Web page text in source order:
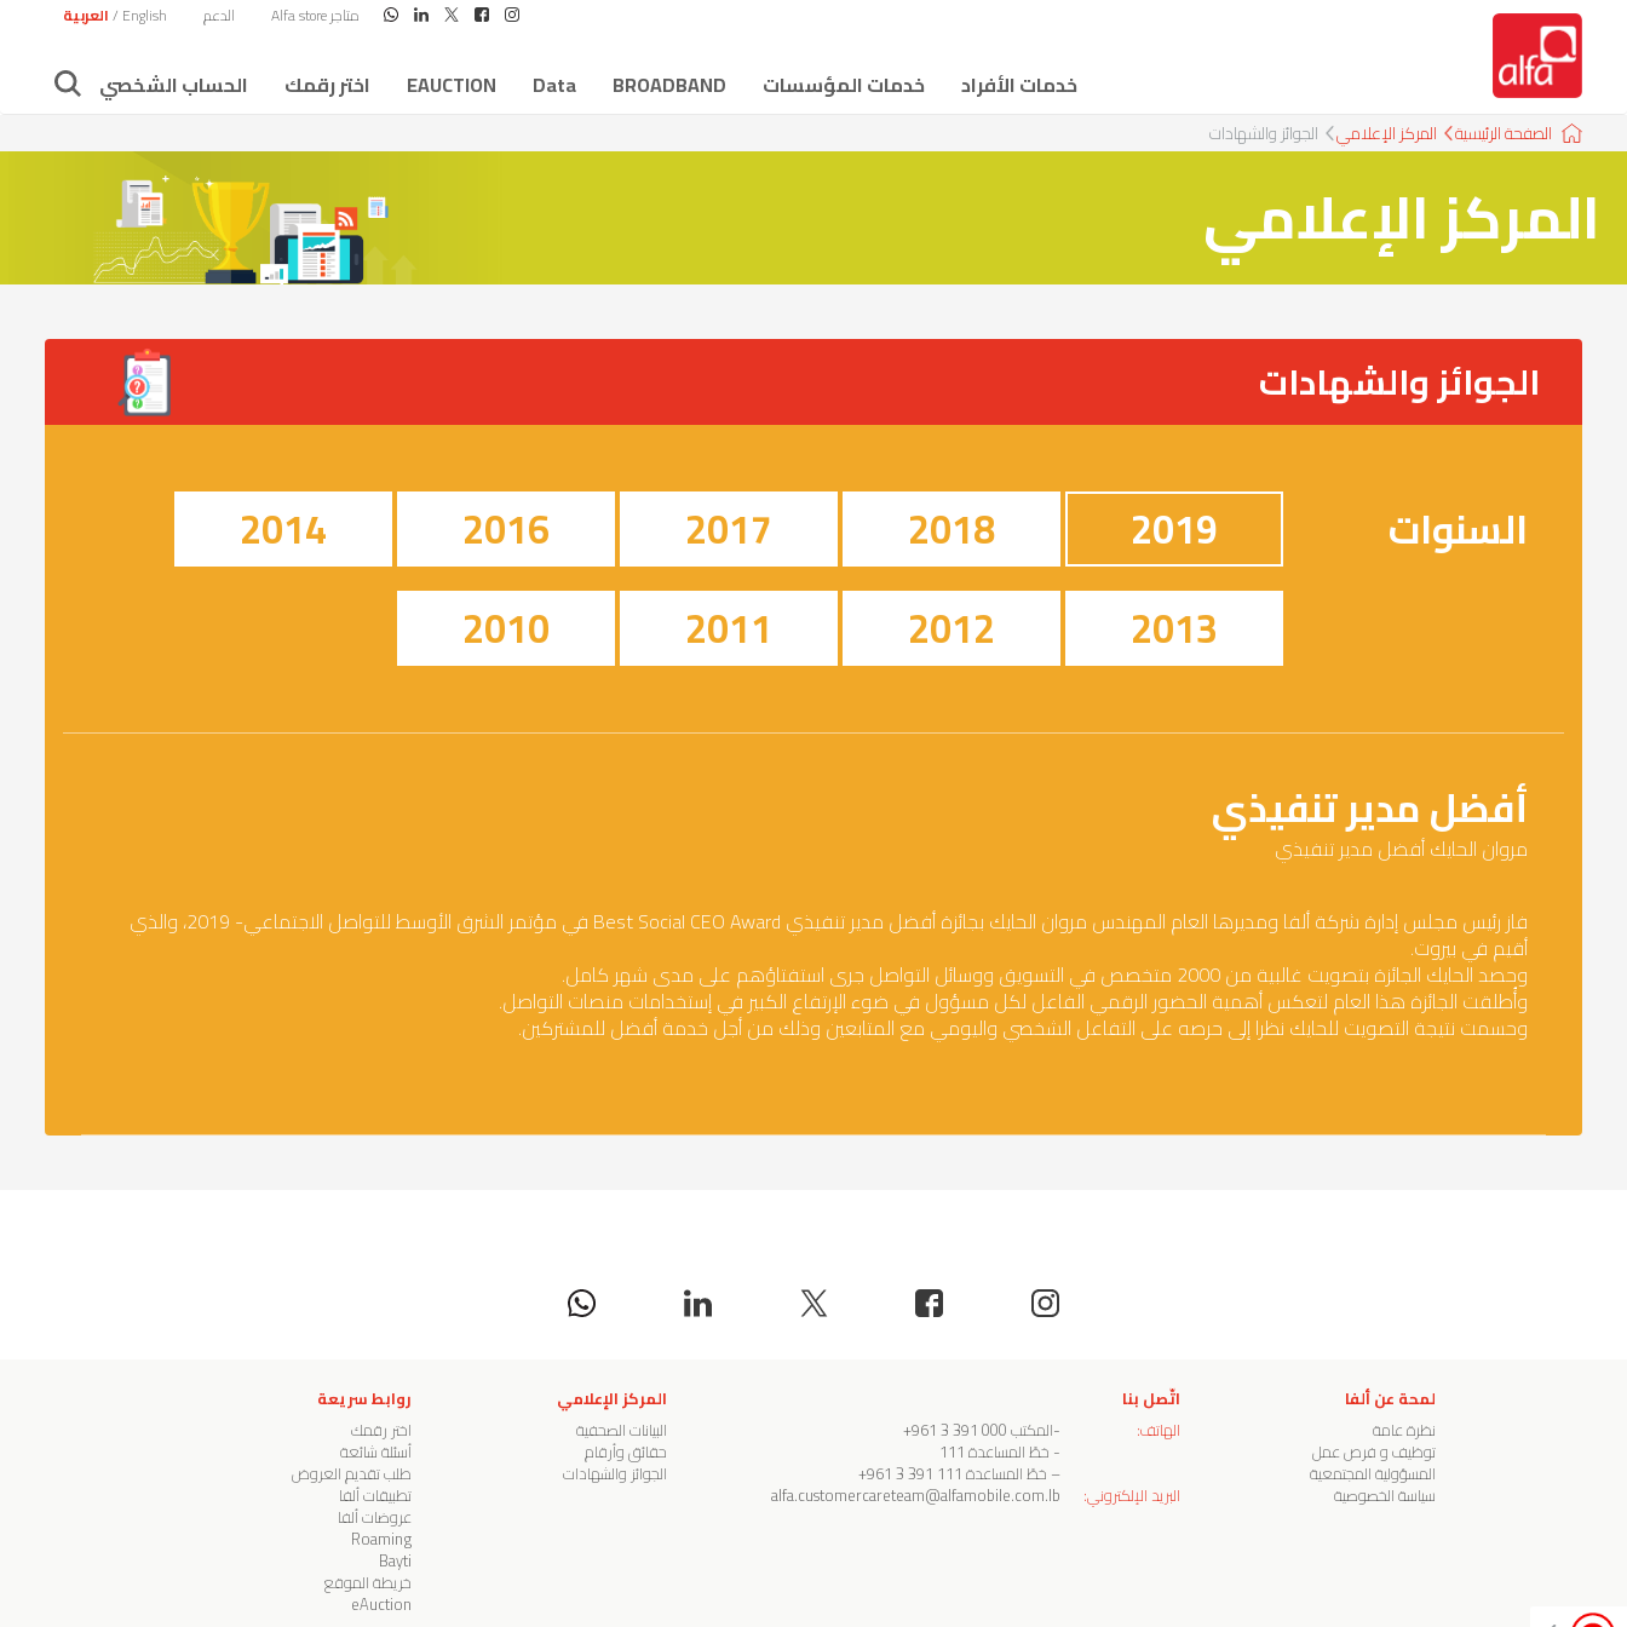
English
/العربية الدعم متاجر Alfa store
خدمات الأفراد خدمات المؤسسات BROADBAND
Data
EAUCTION اختر رقمك الحساب الشخصي
الصفحة الرئيسية المركز الإعلامي الجوائز والشهادات
المركز الإعلامي
الجوائز والشهادات
السنوات 2019
2018
2017
2016
2014
2013
2012
2011
2010
أفضل مدير تنفيذي
مروان الحايك أفضل مدير تنفيذي
فاز رئيس مجلس إدارة شركة ألفا ومديرها العام المهندس مروان الحايك بجائزة أفضل مدير تنفيذي Best Social CEO Award في مؤتمر الشرق الأوسط للتواصل الاجتماعي- 2019، والذي
أقيم في بيروت.
وحصد الحايك الجائزة بتصويت غالبية من 2000 متخصص في التسويق ووسائل التواصل جرى استفتاؤهم على مدى شهر كامل.
وأُطلقت الجائزة هذا العام لتعكس أهمية الحضور الرقمي الفاعل لكل مسؤول في ضوء الإرتفاع الكبير في إستخدامات منصات التواصل.
وحسمت نتيجة التصويت للحايك نظرا إلى حرصه على التفاعل الشخصي واليومي مع المتابعين وذلك من أجل خدمة أفضل للمشتركين.
لمحة عن ألفا
نظرة عامة
توظيف و فرص عمل
المسؤولية المجتمعية
سياسة الخصوصية
اتّصل بنا
الهاتف:
-المكتب000 391 3 961+
- خطّ المساعدة 111
– خطّ المساعدة111 391 3 961+
البريد الإلكتروني: alfa.customercareteam@alfamobile.com.lb
المركز الإعلامي
البيانات الصحفية
حقائق وأرقام
الجوائز والشهادات
روابط سريعة
اختر رقمك
أسئلة شائعة
طلب تقديم العروض
تطبيقات ألفا
عروضات ألفا
Roaming
Bayti
خريطة الموقع
eAuction